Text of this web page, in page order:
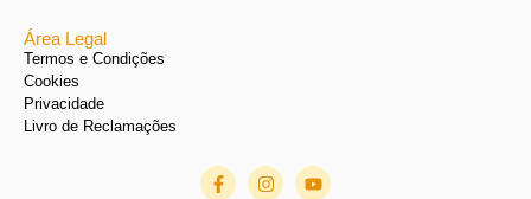
Área Legal
Termos e Condições
Cookies
Privacidade
Livro de Reclamações